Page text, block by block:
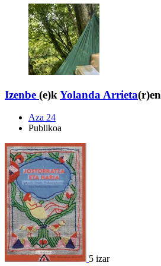
Izenbe (e)k Yolanda Arrieta(r)en
Aza 24
Publikoa
5 izar